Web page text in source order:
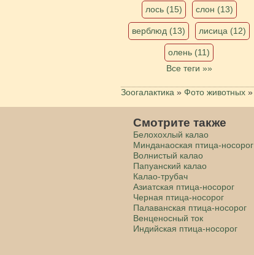
лось (15) слон (13)
верблюд (13) лисица (12)
олень (11)
Все теги »»
Зоогалактика » Фото животных »
Смотрите также
Белохохлый калао
Минданаоская птица-носорог
Волнистый калао
Папуанский калао
Калао-трубач
Азиатская птица-носорог
Черная птица-носорог
Палаванская птица-носорог
Венценосный ток
Индийская птица-носорог